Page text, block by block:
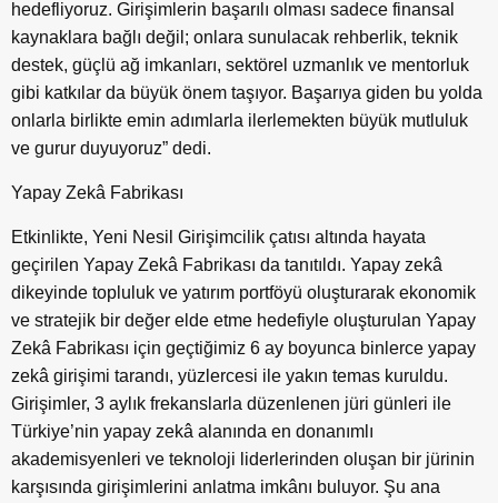
hedefliyoruz. Girişimlerin başarılı olması sadece finansal
kaynaklara bağlı değil; onlara sunulacak rehberlik, teknik
destek, güçlü ağ imkanları, sektörel uzmanlık ve mentorluk
gibi katkılar da büyük önem taşıyor. Başarıya giden bu yolda
onlarla birlikte emin adımlarla ilerlemekten büyük mutluluk
ve gurur duyuyoruz” dedi.
Yapay Zekâ Fabrikası
Etkinlikte, Yeni Nesil Girişimcilik çatısı altında hayata
geçirilen Yapay Zekâ Fabrikası da tanıtıldı. Yapay zekâ
dikeyinde topluluk ve yatırım portföyü oluşturarak ekonomik
ve stratejik bir değer elde etme hedefiyle oluşturulan Yapay
Zekâ Fabrikası için geçtiğimiz 6 ay boyunca binlerce yapay
zekâ girişimi tarandı, yüzlercesi ile yakın temas kuruldu.
Girişimler, 3 aylık frekanslarla düzenlenen jüri günleri ile
Türkiye’nin yapay zekâ alanında en donanımlı
akademisyenleri ve teknoloji liderlerinden oluşan bir jürinin
karşısında girişimlerini anlatma imkânı buluyor. Şu ana